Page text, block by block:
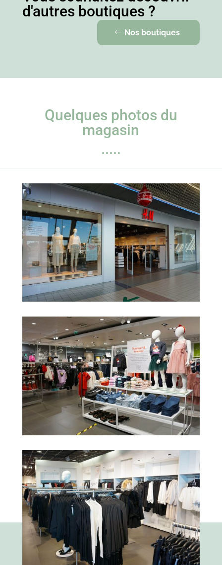
d'autres boutiques ?
Nos boutiques
Quelques photos du
magasin